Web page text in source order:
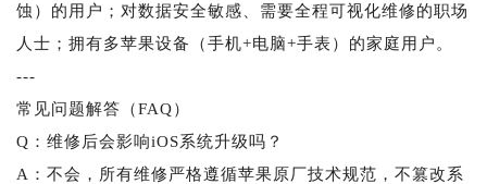
蚀）的用户；对数据安全敏感、需要全程可视化维修的职场
人士；拥有多苹果设备（手机+电脑+手表）的家庭用户。
---
常见问题解答（FAQ）
Q：维修后会影响iOS系统升级吗？
A：不会，所有维修严格遵循苹果原厂技术规范，不篡改系